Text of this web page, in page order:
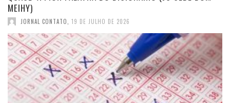
MEIHY)
JORNAL CONTATO 19 DE JULHO DE 2026